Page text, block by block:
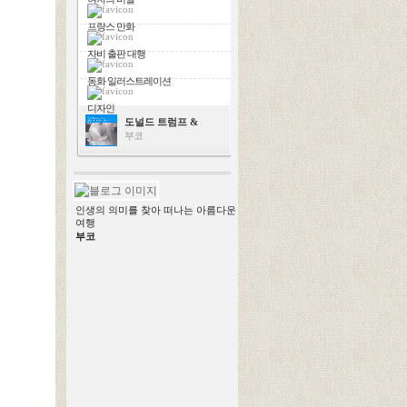
프랑스 만화
자비 출판 대행
동화 일러스트레이션
디자인
도널드 트럼프 & 스칼렛 요한슨
부코
인생의 의미를 찾아 떠나는 아름다운
여행
부코